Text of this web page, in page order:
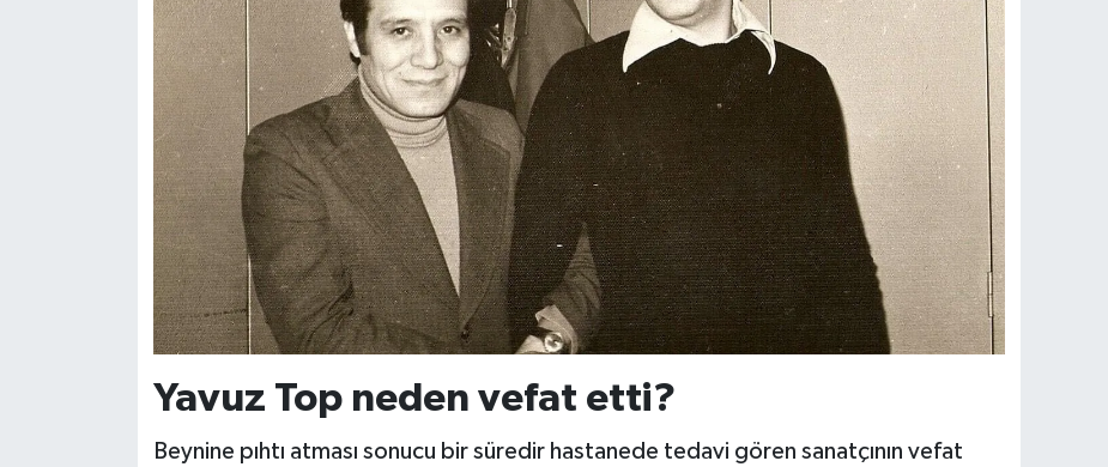
Yavuz Top neden vefat etti?
Beynine pıhtı atması sonucu bir süredir hastanede tedavi gören sanatçının vefat